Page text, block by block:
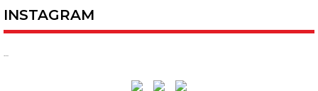
INSTAGRAM
…